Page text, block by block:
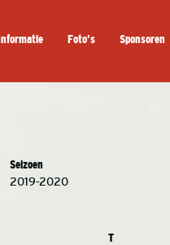
Informatie Foto’s Sponsoren
Seizoen
2019-2020
T